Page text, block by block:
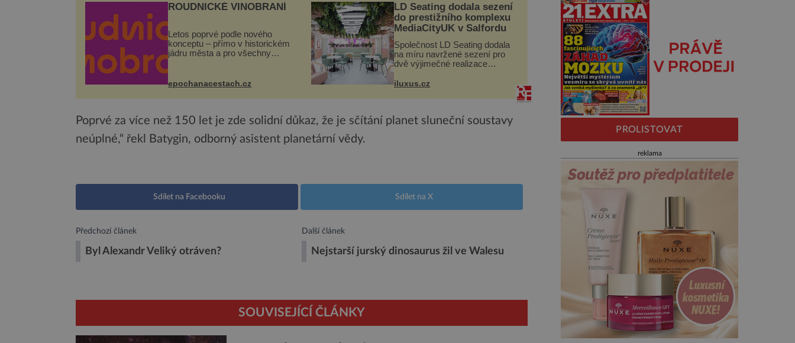
ROUDNICKÉ VINOBRANÍ
Letos poprvé podle nového
konceptu – přímo v historickém
jádru města a pro všechny
Husově náměstí. Návštěvníci
se mohou těšit na víno, burčák,
pes...
epochanacestach.cz
LD Seating dodala sezení
do prestižního komplexu
MediaCityUK v Salfordu
Společnost LD Seating dodala
na míru navržené sezení pro
dvě výjimečné realizace
v anglickém Salfordu –
a Orange Tower. Komplex
iluxus.cz
Poprvé za více než 150 let je zde solidní důkaz, že je sčítání planet sluneční soustavy
neúplné,“ řekl Batygin, odborný asistent planetární vědy.
Sdílet na Facebooku Sdílet na X
Předchozí článek
Byl Alexandr Veliký otráven?
Další článek
Nejstarší jurský dinosaurus žil ve Walesu
SOUVISEJÍCÍ ČLÁNKY
PROLISTOVAT
reklama